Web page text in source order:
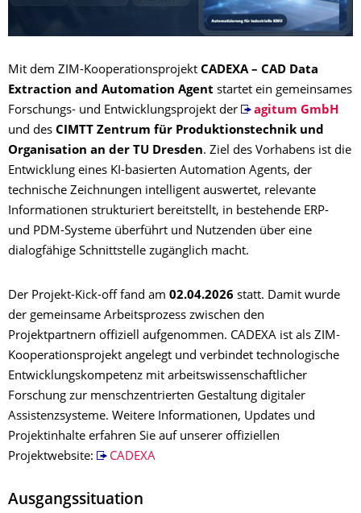
Mit dem ZIM-Kooperationsprojekt CADEXA – CAD Data
Extraction and Automation Agent startet ein gemeinsames
Forschungs- und Entwicklungsprojekt der
agitum GmbH
und des CIMTT Zentrum für Produktionstechnik und
Organisation an der TU Dresden. Ziel des Vorhabens ist die
Entwicklung eines KI-basierten Automation Agents, der
technische Zeichnungen intelligent auswertet, relevante
Informationen strukturiert bereitstellt, in bestehende ERP-
und PDM-Systeme überführt und Nutzenden über eine
dialogfähige Schnittstelle zugänglich macht.
Der Projekt-Kick-off fand am 02.04.2026 statt. Damit wurde
der gemeinsame Arbeitsprozess zwischen den
Projektpartnern offiziell aufgenommen. CADEXA ist als ZIM-
Kooperationsprojekt angelegt und verbindet technologische
Entwicklungskompetenz mit arbeitswissenschaftlicher
Forschung zur menschzentrierten Gestaltung digitaler
Assistenzsysteme. Weitere Informationen, Updates und
Projektinhalte erfahren Sie auf unserer offiziellen
Projektwebsite:
CADEXA
Ausgangssituation